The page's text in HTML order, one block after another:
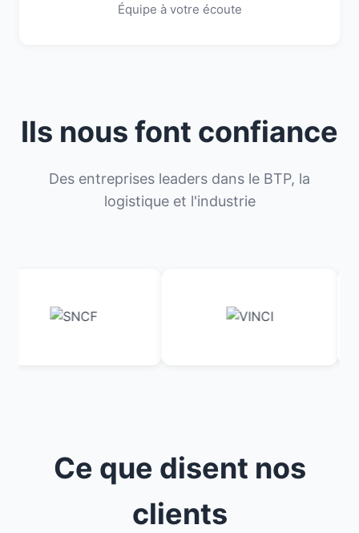
Équipe à votre écoute
Ils nous font confiance
Des entreprises leaders dans le BTP, la
logistique et l'industrie
Ce que disent nos
clients